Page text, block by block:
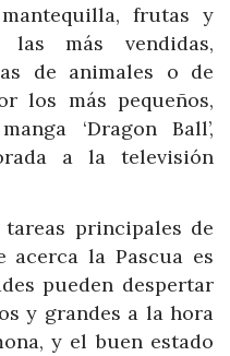
frutas y
más vendidas,
de animales o de
los más pequeños,
‘Dragon Ball’,
a la televisión
principales de
acerca la Pascua es
pueden despertar
y grandes a la hora
y el buen estado